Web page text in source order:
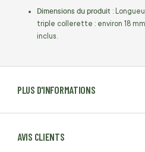
PLUS D'INFORMATIONS
AVIS CLIENTS
Dimensions du produit :
triple collerette : environ 18
inclus.